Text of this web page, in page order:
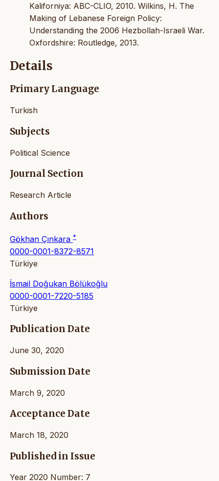
Kaliforniya: ABC-CLIO, 2010. Wilkins, H. The
Making of Lebanese Foreign Policy:
Understanding the 2006 Hezbollah-Israeli War.
Oxfordshire: Routledge, 2013.
Details
Primary Language
Turkish
Subjects
Political Science
Journal Section
Research Article
Authors
Gökhan Çınkara *
0000-0001-8372-8571
Türkiye
İsmail Doğukan Bölükoğlu
0000-0001-7220-5185
Türkiye
Publication Date
June 30, 2020
Submission Date
March 9, 2020
Acceptance Date
March 18, 2020
Published in Issue
Year 2020 Number: 7